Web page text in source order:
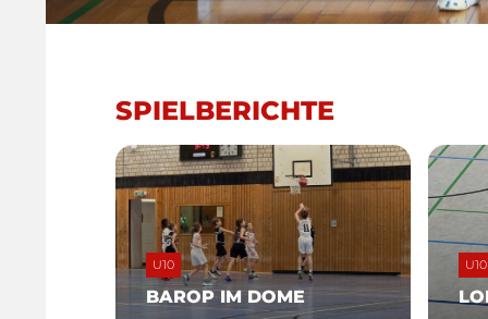
SPIELBERICHTE
U10
BAROP IM DOME
U10